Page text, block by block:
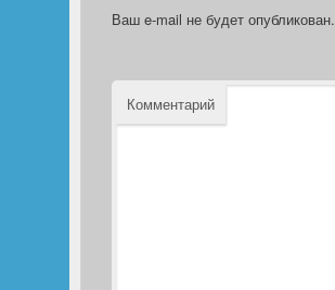
Ваш e-mail не будет опубликован.
Комментарий